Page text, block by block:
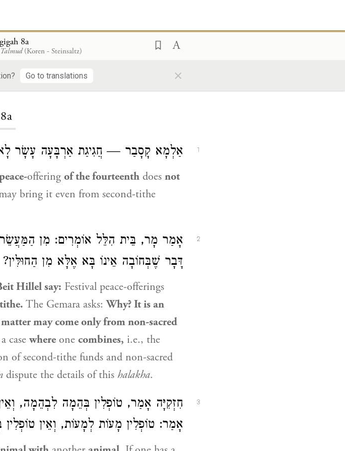
8a
(Koren - Steinsaltz)
Go to translations ×
8a
1 אַלְמָא קָסָבַר — חֲגִיגַת אַרְבָּעָה עָשָׂר
offering of the fourteenth does not
bring it even from second-tithe
2
אָמַר מָר, בֵּית הִלֵּל אוֹמְרִים: מִן
דָּבָר שֶׁבְּחוֹבָה אֵינוֹ בָּא אֶלָּא מִן
Hillelsay: Festival peace-offerings
tithe. The Gemara asks:Why? It is an
may come only from non-sacred
casewhere one combines, i.e., the
of second-tithe funds and non-sacred
dispute the details of this halakha.
3 חִזְקִיָּה אָמַר, טוֹפְלִין בְּהֵמָה לִבְהֵמָה, וְאֵין
אָמַר: טוֹפְלִין מָעוֹת לְמָעוֹת, וְאֵין